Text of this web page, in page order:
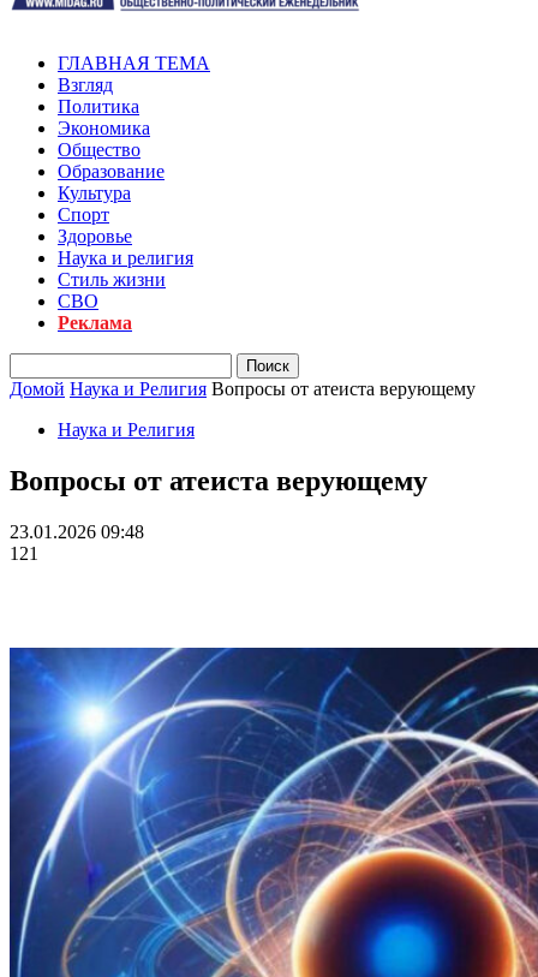
ГЛАВНАЯ ТЕМА
Взгляд
Политика
Экономика
Общество
Образование
Культура
Спорт
Здоровье
Наука и религия
Стиль жизни
СВО
Реклама
Домой Наука и Религия Вопросы от атеиста верующему
Наука и Религия
Вопросы от атеиста верующему
23.01.2026 09:48
121